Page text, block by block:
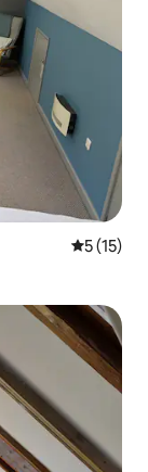
5 de uma
5 (15)